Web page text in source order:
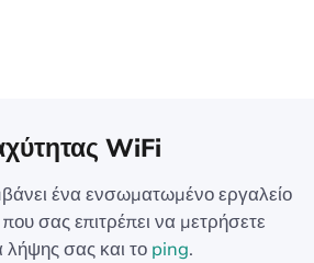
WiFi
ένα ενσωματωμένο εργαλείο
σας επιτρέπει να μετρήσετε
σας και το ping.